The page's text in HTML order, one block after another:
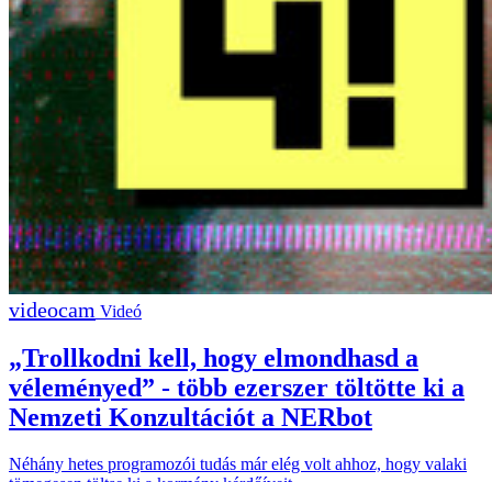
Videó
„Trollkodni kell, hogy elmondhasd a
véleményed” - több ezerszer töltötte ki a
Nemzeti Konzultációt a NERbot
Néhány hetes programozói tudás már elég volt ahhoz, hogy valaki